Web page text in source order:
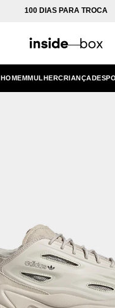
100 DIAS PARA TROCA
HOMEMMULHERCRIANÇA